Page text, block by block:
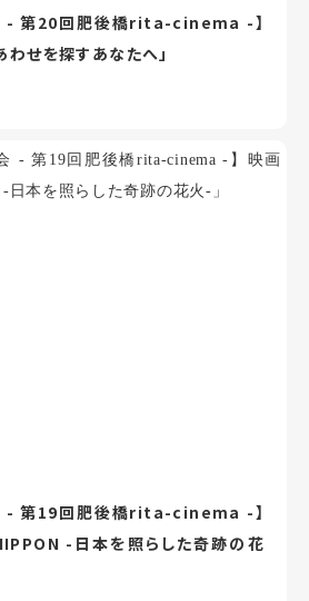
- 第20回肥後橋rita-cinema -】
せを探すあなたへ」
- 第19回肥後橋rita-cinema -】
-日本を照らした奇跡の花